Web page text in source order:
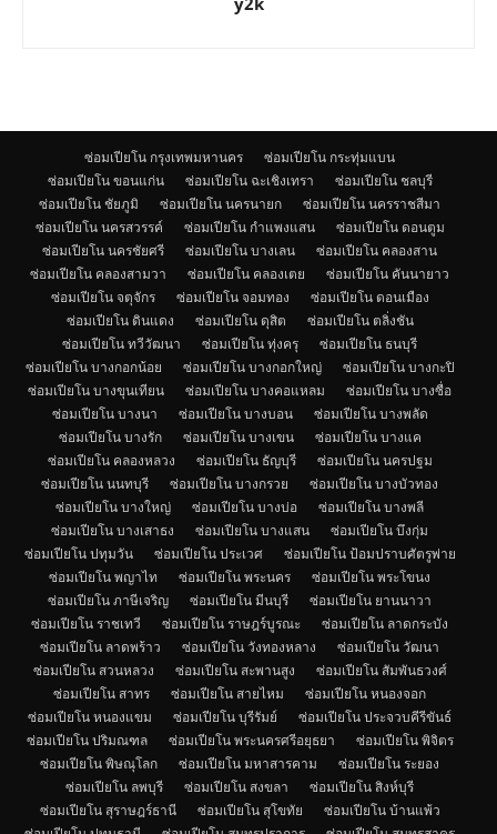
ซ่อมเปียโน กรุงเทพมหานคร
ซ่อมเปียโน กระทุ่มแบน
ซ่อมเปียโน ขอนแก่น
ซ่อมเปียโน ฉะเชิงเทรา
ซ่อมเปียโน ชลบุรี
ซ่อมเปียโน ชัยภูมิ
ซ่อมเปียโน นครนายก
ซ่อมเปียโน นครราชสีมา
ซ่อมเปียโน นครสวรรค์
ซ่อมเปียโน กำแพงแสน
ซ่อมเปียโน ดอนตูม
ซ่อมเปียโน นครชัยศรี
ซ่อมเปียโน บางเลน
ซ่อมเปียโน คลองสาน
ซ่อมเปียโน คลองสามวา
ซ่อมเปียโน คลองเตย
ซ่อมเปียโน คันนายาว
ซ่อมเปียโน จตุจักร
ซ่อมเปียโน จอมทอง
ซ่อมเปียโน ดอนเมือง
ซ่อมเปียโน ดินแดง
ซ่อมเปียโน ดุสิต
ซ่อมเปียโน ตลิ่งชัน
ซ่อมเปียโน ทวีวัฒนา
ซ่อมเปียโน ทุ่งครุ
ซ่อมเปียโน ธนบุรี
ซ่อมเปียโน บางกอกน้อย
ซ่อมเปียโน บางกอกใหญ่
ซ่อมเปียโน บางกะปิ
ซ่อมเปียโน บางขุนเทียน
ซ่อมเปียโน บางคอแหลม
ซ่อมเปียโน บางซื่อ
ซ่อมเปียโน บางนา
ซ่อมเปียโน บางบอน
ซ่อมเปียโน บางพลัด
ซ่อมเปียโน บางรัก
ซ่อมเปียโน บางเขน
ซ่อมเปียโน บางแค
ซ่อมเปียโน คลองหลวง
ซ่อมเปียโน ธัญบุรี
ซ่อมเปียโน นครปฐม
ซ่อมเปียโน นนทบุรี
ซ่อมเปียโน บางกรวย
ซ่อมเปียโน บางบัวทอง
ซ่อมเปียโน บางใหญ่
ซ่อมเปียโน บางบ่อ
ซ่อมเปียโน บางพลี
ซ่อมเปียโน บางเสาธง
ซ่อมเปียโน บางแสน
ซ่อมเปียโน บึงกุ่ม
ซ่อมเปียโน ปทุมวัน
ซ่อมเปียโน ประเวศ
ซ่อมเปียโน ป้อมปราบศัตรูพ่าย
ซ่อมเปียโน พญาไท
ซ่อมเปียโน พระนคร
ซ่อมเปียโน พระโขนง
ซ่อมเปียโน ภาษีเจริญ
ซ่อมเปียโน มีนบุรี
ซ่อมเปียโน ยานนาวา
ซ่อมเปียโน ราชเทวี
ซ่อมเปียโน ราษฎร์บูรณะ
ซ่อมเปียโน ลาดกระบัง
ซ่อมเปียโน ลาดพร้าว
ซ่อมเปียโน วังทองหลาง
ซ่อมเปียโน วัฒนา
ซ่อมเปียโน สวนหลวง
ซ่อมเปียโน สะพานสูง
ซ่อมเปียโน สัมพันธวงศ์
ซ่อมเปียโน สาทร
ซ่อมเปียโน สายไหม
ซ่อมเปียโน หนองจอก
ซ่อมเปียโน หนองแขม
ซ่อมเปียโน บุรีรัมย์
ซ่อมเปียโน ประจวบคีรีขันธ์
ซ่อมเปียโน ปริมณฑล
ซ่อมเปียโน พระนครศรีอยุธยา
ซ่อมเปียโน พิจิตร
ซ่อมเปียโน พิษณุโลก
ซ่อมเปียโน มหาสารคาม
ซ่อมเปียโน ระยอง
ซ่อมเปียโน ลพบุรี
ซ่อมเปียโน สงขลา
ซ่อมเปียโน สิงห์บุรี
ซ่อมเปียโน สุราษฎร์ธานี
ซ่อมเปียโน สุโขทัย
ซ่อมเปียโน บ้านแพ้ว